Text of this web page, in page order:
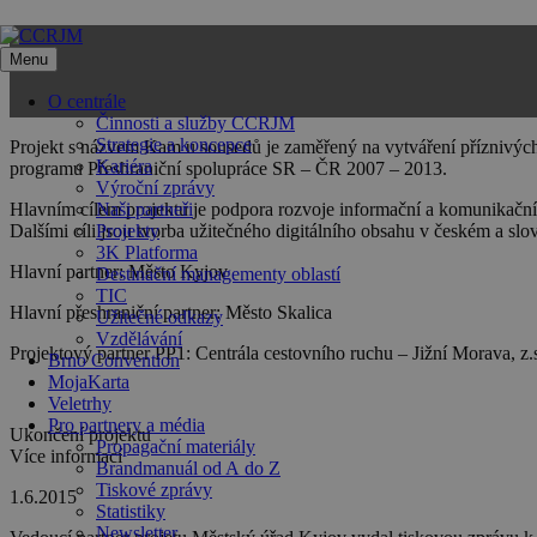
Přeskočit
na
obsah
Menu
O centrále
Činnosti a služby CCRJM
Strategie a koncepce
Kariéra
Výroční zprávy
Naši partneři
Projekty
3K Platforma
Destinační managementy oblastí
TIC
Užitečné odkazy
Vzdělávání
Brno Convention
MojaKarta
Veletrhy
Pro partnery a média
Propagační materiály
Brandmanuál od A do Z
Tiskové zprávy
Statistiky
Projekt s názvem Kam u sousedů je zaměřený na vytváření
programu Přeshraniční spolupráce SR – ČR 2007 – 2013.
Hlavním cílem projektu je podpora rozvoje informační a
Dalšími cíli jsou tvorba užitečného digitálního obsahu v českém a
Hlavní partner: Město Kyjov
Hlavní přeshraniční partner: Město Skalica
Projektový partner PP1: Centrála cestovního ruchu – Jižní Morava,
Ukončení projektu
Více informací
1.6.2015